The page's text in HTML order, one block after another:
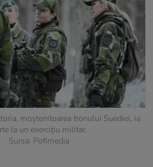
moștenitoarea tronului Suediei, ia
la un exercițiu militar.
Sursa: Pofimedia